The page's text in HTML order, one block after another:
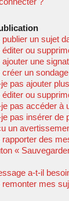
un sujet
ou
une
un
pas ajouter
ou
pas accéder à
pas insérer de
un
des
«
a-t-il
mes